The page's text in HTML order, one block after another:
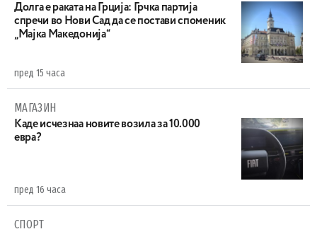
Долга е раката на Грција: Грчка партија
спречи во Нови Сад да се постави споменик
„Мајка Македонија“
пред 15 часа
МАГАЗИН
Каде исчезнаа новите возила за 10.000
евра?
пред 16 часа
СПОРТ